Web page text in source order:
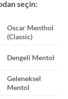
seçin:
Oscar Menthol
(Classic)
Dengeli Mentol
Geleneksel
Mentol